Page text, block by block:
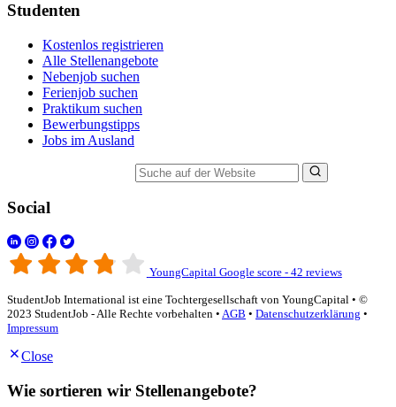
Studenten
Kostenlos registrieren
Alle Stellenangebote
Nebenjob suchen
Ferienjob suchen
Praktikum suchen
Bewerbungstipps
Jobs im Ausland
Social
YoungCapital Google score - 42 reviews
StudentJob International ist eine Tochtergesellschaft von YoungCapital • ©
2023 StudentJob - Alle Rechte vorbehalten • AGB • Datenschutzerklärung •
Impressum
Close
Wie sortieren wir Stellenangebote?